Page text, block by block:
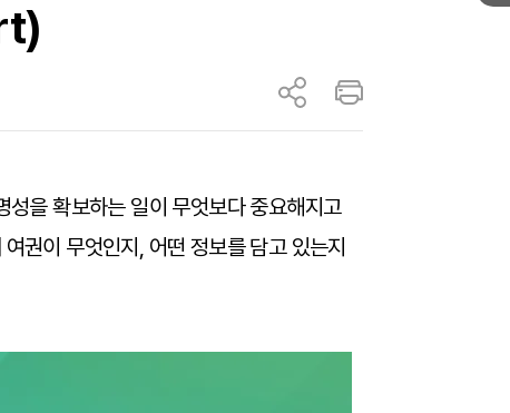
을 확보하는 일이 무엇보다 중요해지고
이 무엇인지, 어떤 정보를 담고 있는지